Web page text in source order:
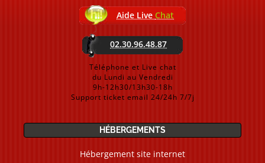
Aide Live Chat
02.30.96.48.87
Téléphone et Live chat
du Lundi au Vendredi
9h-12h30/13h30-18h
Support ticket email 24/24h 7/7j
HÉBERGEMENTS
Hébergement site internet